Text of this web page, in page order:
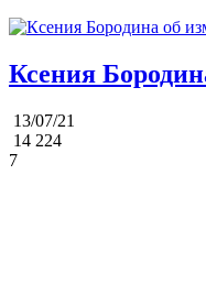
Ксения
13/07/21
14 224
7